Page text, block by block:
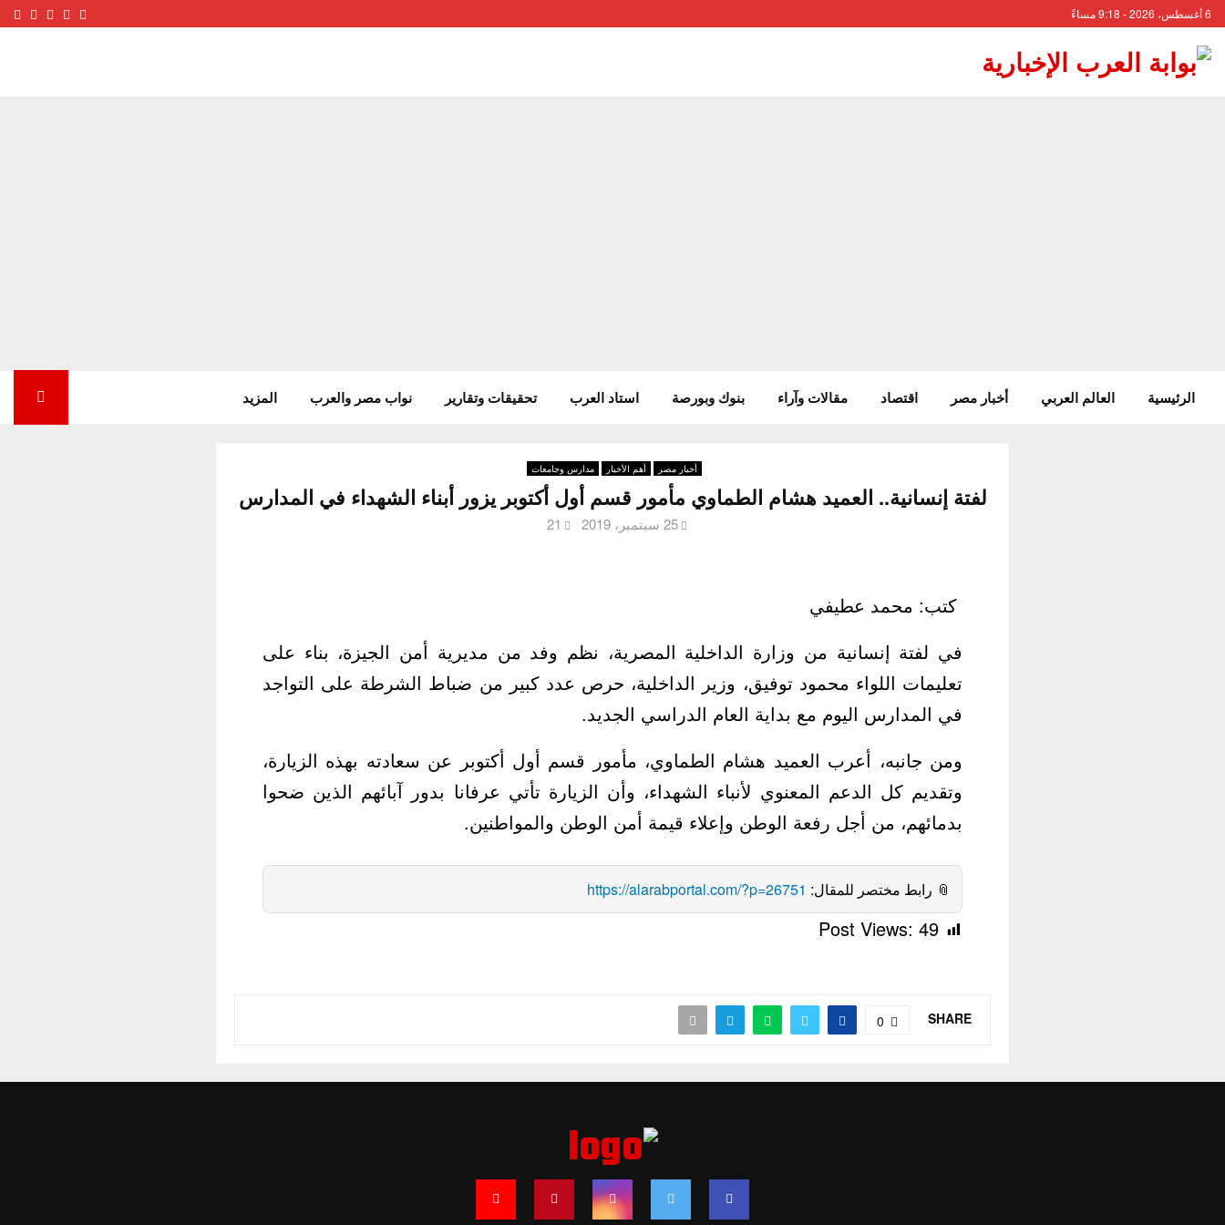
6 أغسطس، 2026 - 9:18 مساءً Facebook
Twitter
الرئيسية العالم العربي أخبار مصر اقتصاد مقالات وآراء بنوك وبورصة استاد العرب تحقيقات وتقارير نواب مصر والعرب المزيد
أخبار مصر أهم الأخبار مدارس وجامعات
لفتة إنسانية.. العميد هشام الطماوي مأمور قسم أول أكتوبر يزور أبناء الشهداء في المدارس
25 سبتمبر، 2019 21
كتب: محمد عطيفي
في لفتة إنسانية من وزارة الداخلية المصرية، نظم وفد من مديرية أمن الجيزة، بناء على
تعليمات اللواء محمود توفيق، وزير الداخلية، حرص عدد كبير من ضباط الشرطة على التواجد
في المدارس اليوم مع بداية العام الدراسي الجديد.
ومن جانبه، أعرب العميد هشام الطماوي، مأمور قسم أول أكتوبر عن سعادته بهذه الزيارة،
وتقديم كل الدعم المعنوي لأنباء الشهداء، وأن الزيارة تأتي عرفانا بدور آبائهم الذين ضحوا
بدمائهم، من أجل رفعة الوطن وإعلاء قيمة أمن الوطن والمواطنين.
📎 رابط مختصر للمقال: https://alarabportal.com/?p=26751
Post Views: 49
SHARE
0